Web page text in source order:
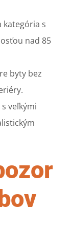
kategória s
nad 85
byty bez
veľkými